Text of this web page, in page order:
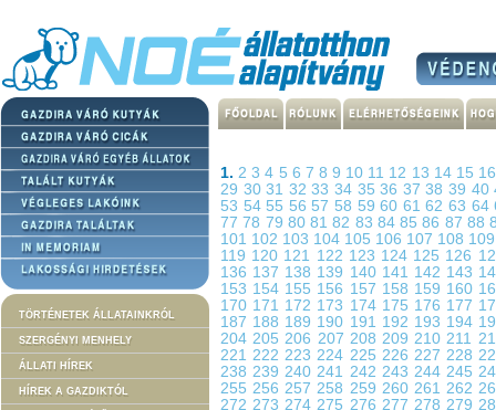
TÖRTÉNETEK ÁLLATAINKRÓL
SZERGÉNYI MENHELY
ÁLLATI HÍREK
HÍREK A GAZDIKTÓL
1. 234 5 6 7 8 9 10 11 12 13 14 15
29 3031 323334 3536 373839 40
53 54 55 56 57 58 5960 616263 64
7778 79 808182 83 848586 87 88
101 102 103 104 105 106 107 108
119 120 121 122 123 124 125 126
136 137 138 139 140 141 142 143
153 154 155 156 157 158 159 160
170 171 172 173 174 175 176 177
187 188 189 190 191 192 193 194
204205206 207 208 209210211
221222223224 225 226 227 228
238239240241 242 243 244 245
255256257258 259 260 261 262
272273274275 276 277 278 279